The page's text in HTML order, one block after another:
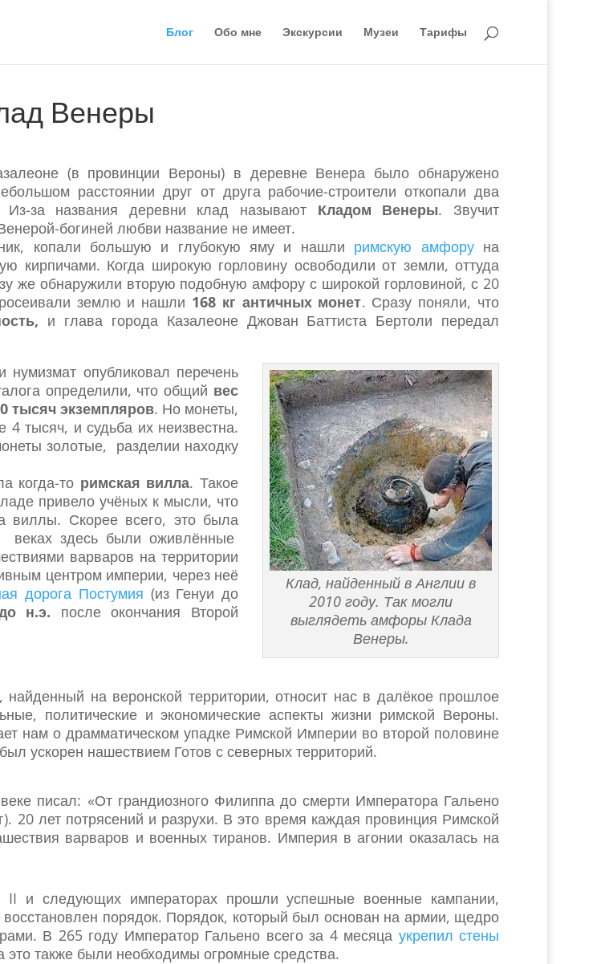
Блог Обо мне Экскурсии Музеи Тарифы
Венеры
(в провинции Вероны) в деревне Венера было обнаружено
расстоянии друг от друга рабочие-строители откопали два
за названия деревни клад называют Кладом Венеры. Звучит
богиней любви название не имеет.
копали большую и глубокую яму и нашли римскую амфоруна
кирпичами. Когда широкую горловину освободили от земли, оттуда
же обнаружили вторую подобную амфору с широкой горловиной, с 20
землю и нашли 168 кг античных монет. Сразу поняли, что
и глава города Казалеоне Джован Баттиста Бертоли передал
Клад, найденный в Англии в
2010 году. Так могли
выглядеть амфоры Клада
Венеры.
опубликовал перечень
определили, что общий вес
тысяч экземпляров. Но монеты,
тысяч, и судьба их неизвестна.
золотые, разделии находку
когда-то римская вилла. Такое
привело учёных к мысли, что
виллы. Скорее всего, это была
здесь были оживлённые
варваров на территории
центром империи, через неё
дорога Постумия (из Генуи до
н.э. после окончания Второй
на веронской территории, относит нас в далёкое прошлое
политические и экономические аспекты жизни римской Вероны.
нам о драмматическом упадке Римской Империи во второй половине
ускорен нашествием Готов с северных территорий.
писал: «От грандиозного Филиппа до смерти Императора Гальено
20 лет потрясений и разрухи. В это время каждая провинция Римской
варваров и военных тиранов. Империя в агонии оказалась на
и следующих императорах прошли успешные военные кампании,
порядок. Порядок, который был основан на армии, щедро
В 265 году Император Гальено всего за 4 месяца укрепил стены
также были необходимы огромные средства.